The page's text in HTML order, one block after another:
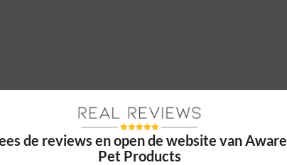
ik waardeer de duidelijke informatie
enorm.
de reviews en open de website van Aware
Pet Products